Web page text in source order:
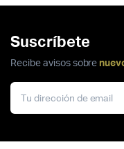
Suscríbete
Recibe avisos sobre